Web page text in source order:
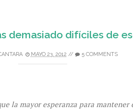
demasiado difíciles de
MAYO 23, 2012 // 5 COMMENTS
la mayor esperanza para